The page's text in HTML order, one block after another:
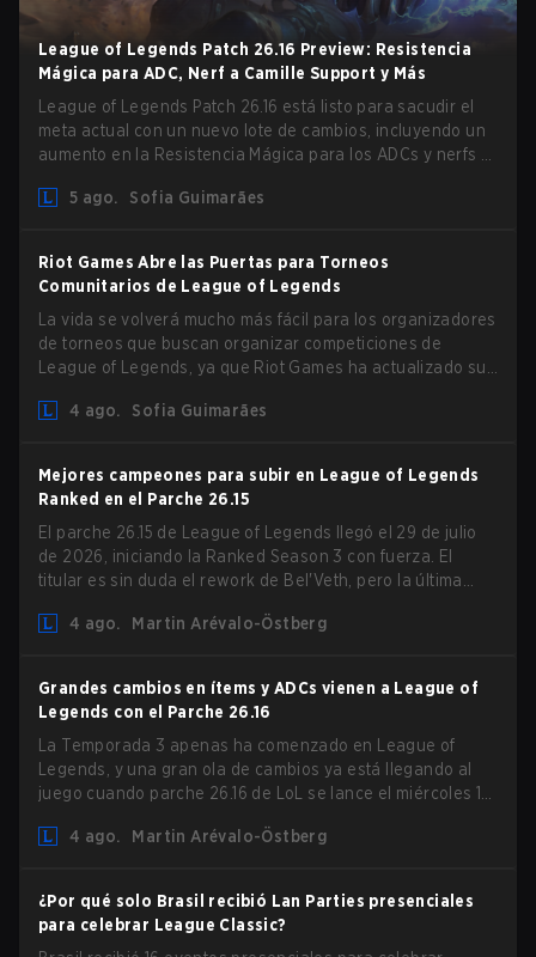
League of Legends Patch 26.16 Preview: Resistencia
Mágica para ADC, Nerf a Camille Support y Más
League of Legends Patch 26.16 está listo para sacudir el
meta actual con un nuevo lote de cambios, incluyendo un
aumento en la Resistencia Mágica para los ADCs y nerfs a
5 ago.
Sofia Guimarães
Riot Games Abre las Puertas para Torneos
Comunitarios de League of Legends
La vida se volverá mucho más fácil para los organizadores
de torneos que buscan organizar competiciones de
League of Legends, ya que Riot Games ha actualizado sus
eliminan varias restricciones obsoletas.
4 ago. Sofia Guimarães
Mejores campeones para subir en League of Legends
Ranked en el Parche 26.15
El parche 26.15 de League of Legends llegó el 29 de julio
de 2026, iniciando la Ranked Season 3 con fuerza. El
titular es sin duda el rework de Bel'Veth, pero la última
necesarios a picks que estaban overperforming. Con un
4 ago. Martin Arévalo-Östberg
Grandes cambios en ítems y ADCs vienen a League of
Legends con el Parche 26.16
La Temporada 3 apenas ha comenzado en League of
Legends, y una gran ola de cambios ya está llegando al
juego cuando parche 26.16 de LoL se lance el miércoles 12
parche estarán los cambios en Resistencia Mágica (MR) a
lidiar con el auge de los magos en el Bot Lane. ¡Pero eso
no es todo! Además, el parche también actualizará una
larga lista de ítems, runas e incluso la Support Role Quest.
4 ago. Martin Arévalo-Östberg
¿Por qué solo Brasil recibió Lan Parties presenciales
para celebrar League Classic?